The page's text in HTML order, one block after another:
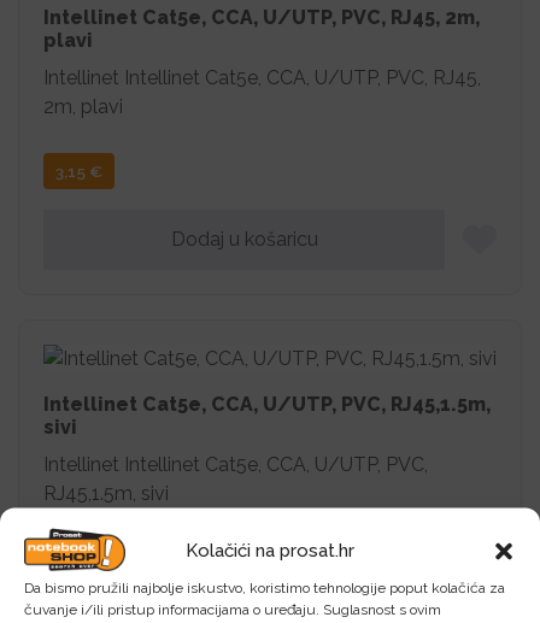
Kolačići na prosat.hr
Da bismo pružili najbolje iskustvo, koristimo tehnologije poput kolačića za
čuvanje i/ili pristup informacijama o uređaju. Suglasnost s ovim
Intellinet Cat5e, CCA, U/UTP, PVC, RJ45, 2m,
plavi
Intellinet Intellinet Cat5e, CCA, U/UTP, PVC, RJ45,
2m, plavi
3,15 €
Dodaj u košaricu
Intellinet Cat5e, CCA, U/UTP, PVC, RJ45,1.5m,
sivi
Intellinet Intellinet Cat5e, CCA, U/UTP, PVC,
RJ45,1.5m, sivi
2,60€